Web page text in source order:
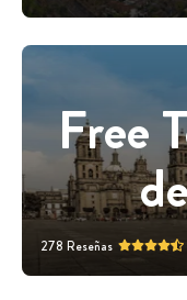
Free
278 Reseñas